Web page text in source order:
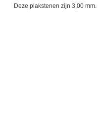
Deze plakstenen zijn 3,00 mm.